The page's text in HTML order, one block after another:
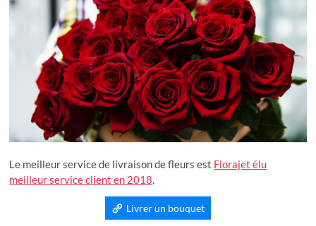
Le meilleur service de livraison de fleurs est Florajet élu
meilleur service client en 2018.
Livrer un bouquet